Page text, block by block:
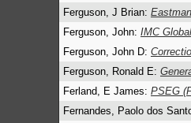
Ferguson, J Brian:
Ferguson, John: IMC
Ferguson, John D:
Ferguson, Ronald E:
Ferland, E James: PSEG
Fernandes, Paolo dos